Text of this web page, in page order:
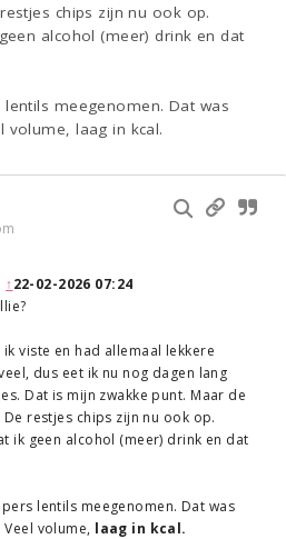
chips zijn nu ook op.
alcohol (meer) drink en dat
meegenomen. Dat was
volume, laag in kcal.
↑22-02-2026 07:24
viste en had allemaal lekkere
dus eet ik nu nog dagen lang
Dat is mijn zwakke punt. Maar de
restjes chips zijn nu ook op.
ik geen alcohol (meer) drink en dat
lentils meegenomen. Dat was
volume, laag in kcal.